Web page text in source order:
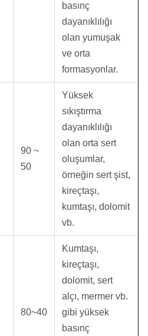
basınç
dayanıklılığı
olan yumuşak
ve orta
formasyonlar.
90 ~
50
Yüksek
sıkıştırma
dayanıklılığı
olan orta sert
oluşumlar,
örneğin sert şist,
kireçtaşı,
kumtaşı, dolomit
vb.
80~40
Kumtaşı,
kireçtaşı,
dolomit, sert
alçı, mermer vb.
gibi yüksek
basınç